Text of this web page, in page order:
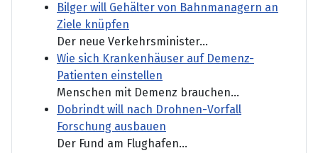
Bilger will Gehälter von Bahnmanagern an
Ziele knüpfen
Der neue Verkehrsminister...
Wie sich Krankenhäuser auf Demenz-
Patienten einstellen
Menschen mit Demenz brauchen...
Dobrindt will nach Drohnen-Vorfall
Forschung ausbauen
Der Fund am Flughafen...